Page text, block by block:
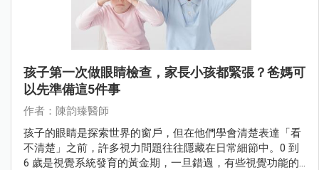
孩子第一次做眼睛檢查，家長小孩都緊張？爸媽可
以先準備這5件事
作者：陳韵臻醫師
孩子的眼睛是探索世界的窗戶，但在他們學會清楚表達「看
不清楚」之前，許多視力問題往往隱藏在日常細節中。0 到
6 歲是視覺系統發育的黃金期，一旦錯過，有些視覺功能的